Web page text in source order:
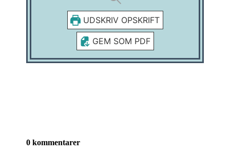
UDSKRIV OPSKRIFT
GEM SOM PDF
0 kommentarer